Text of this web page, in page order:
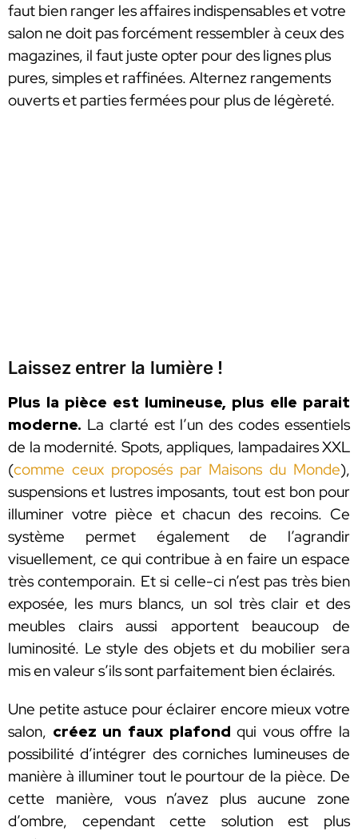
faut bien ranger les affaires indispensables et votre
salon ne doit pas forcément ressembler à ceux des
magazines, il faut juste opter pour des lignes plus
pures, simples et raffinées. Alternez rangements
ouverts et parties fermées pour plus de légèreté.
Laissez entrer la lumière !
Plus la pièce est lumineuse, plus elle parait
moderne. La clarté est l’un des codes essentiels
de la modernité. Spots, appliques, lampadaires XXL
(comme ceux proposés par Maisons du Monde),
suspensions et lustres imposants, tout est bon pour
illuminer votre pièce et chacun des recoins. Ce
système permet également de l’agrandir
visuellement, ce qui contribue à en faire un espace
très contemporain. Et si celle-ci n’est pas très bien
exposée, les murs blancs, un sol très clair et des
meubles clairs aussi apportent beaucoup de
luminosité. Le style des objets et du mobilier sera
mis en valeur s’ils sont parfaitement bien éclairés.
Une petite astuce pour éclairer encore mieux votre
salon, créez un faux plafond qui vous offre la
possibilité d’intégrer des corniches lumineuses de
manière à illuminer tout le pourtour de la pièce. De
cette manière, vous n’avez plus aucune zone
d’ombre, cependant cette solution est plus